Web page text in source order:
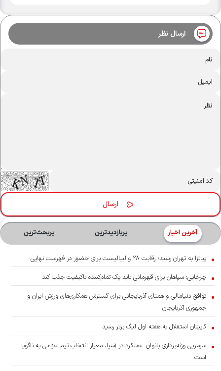
ارسال نظر
آخرین اخبار پربازدیدترین پربحث‌ترین‌
پیاتزا به تهران رسید؛ رقابت ۲۸ والیبالیست برای حضور در فهرست نهایی
چرخابی: سپاهان برای قهرمانی باید یک تمام‌کننده باکیفیت جذب کند
توافق دنیامالی و همتای آذربایجانی برای گسترش همکاری‌های ورزش ایران و
جمهوری آذربایجان
کاپیتان استقلال به هفته اول لیگ برتر رسید
سرمربی وزنه‌برداری بانوان: عملکرد در آسیا، معیار انتخاب تیم اعزامی به ناگویا
است